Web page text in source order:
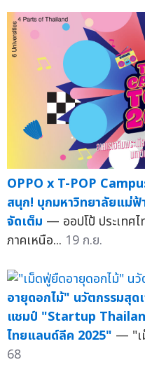
OPPO x T-POP
สนุก! บุกมหาวิทยาลัยแม่
จัดเต็ม — ออปโป้ ประเทศ
ภาคเหนือ... 19 ก.ย.
อายุดอกไม้" นวัตกรรมสุ
แชมป์ "Startup
ไทยแลนด์ลีค 2025" — "เ
68